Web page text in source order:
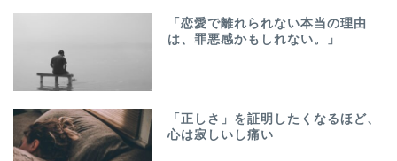
「恋愛で離れられない本当の理由
は、罪悪感かもしれない。」
「正しさ」を証明したくなるほど、
心は寂しいし痛い